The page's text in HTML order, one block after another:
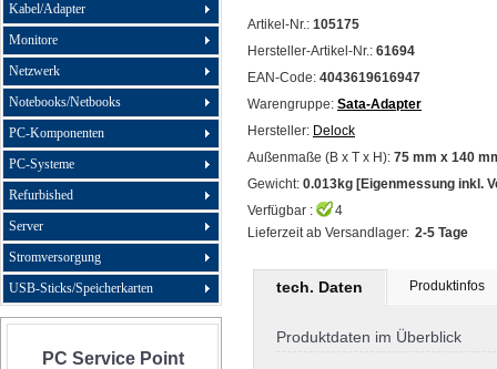
Kabel/Adapter
Monitore
Netzwerk
Notebooks/Netbooks
PC-Komponenten
PC-Systeme
Refurbished
Server
Stromversorgung
USB-Sticks/Speicherkarten
PC Service Point
Artikel-Nr.: 105175
Hersteller-Artikel-Nr.: 61694
EAN-Code: 4043619616947
Warengruppe: Sata-Adapter
Hersteller: Delock
Außenmaße (B x T x H): 75 mm x 140
Gewicht: 0.013kg [Eigenmessung inkl.
Verfügbar :
4
Lieferzeit ab Versandlager: 2-5 Tage
tech. Daten Produktinfos
Produktdaten im Überblick